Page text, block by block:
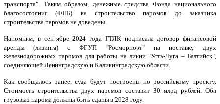
транспорта". Таким образом, денежные средства Фонда национального
благосостояния (ФНБ) на строительство паромов до заказчика
строительства паромов не доведены.
Напомним, в сентябре 2024 года ГТЛК подписала договор финансовой
аренды (лизинга) с ФГУП "Росморпорт" на поставку двух
железнодорожных паромов для работы на линии "Усть-Луга – Балтийск",
соединяющей Ленинградскую и Калининградскую области.
Как сообщалось ранее, суда будут построены по российскому проекту.
Стоимость строительства двух паромов составит 30 млрд рублей. Оба
грузовых парома должны быть сданы в 2028 году.